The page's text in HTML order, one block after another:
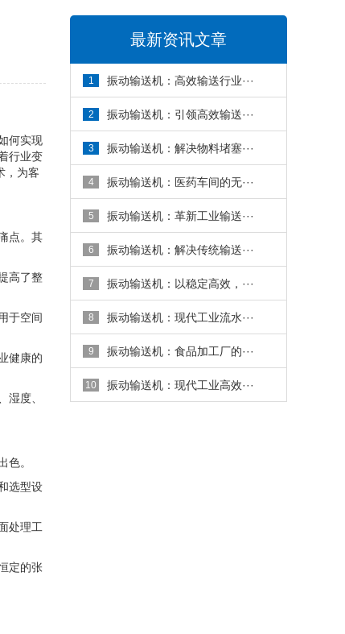
何实现
行业变
，为客
点。其
高了整
于空间
健康的
湿度、
色。
选型设
处理工
定的张
最新资讯文章
1 振动输送机：高效输送行业···
2 振动输送机：引领高效输送···
3 振动输送机：解决物料堵塞···
4 振动输送机：医药车间的无···
5 振动输送机：革新工业输送···
6 振动输送机：解决传统输送···
7 振动输送机：以稳定高效，···
8 振动输送机：现代工业流水···
9 振动输送机：食品加工厂的···
10 振动输送机：现代工业高效···